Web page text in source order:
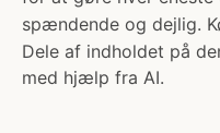
spændende og dejlig.
Dele af indholdet på
med hjælp fra AI.